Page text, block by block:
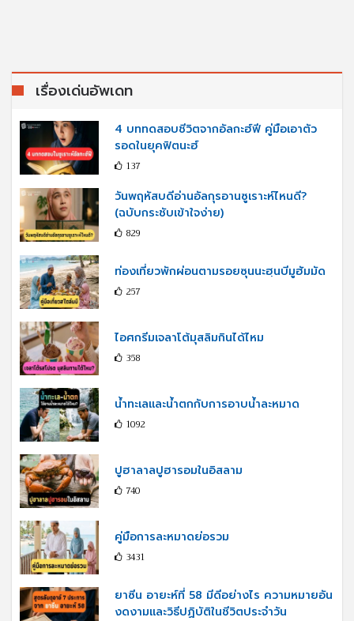
เรื่องเด่นอัพเดท
4 บททดสอบชีวิตจากอัลกะฮ์ฟี คู่มือเอาตัว
รอดในยุคฟิตนะฮ์
137
วันพฤหัสบดีอ่านอัลกุรอานซูเราะห์ไหนดี?
(ฉบับกระชับเข้าใจง่าย)
829
ท่องเที่ยวพักผ่อนตามรอยซุนนะฮฺนบีมูฮัมมัด
257
ไอศกรีมเจลาโต้มุสลิมกินได้ไหม
358
น้ำทะเลและน้ำตกกับการอาบน้ำละหมาด
1092
ปูฮาลาลปูฮารอมในอิสลาม
740
คู่มือการละหมาดย่อรวม
3431
ยาซีน อายะห์ที่ 58 มีดีอย่างไร ความหมายอัน
งดงามและวิธีปฏิบัติในชีวิตประจำวัน